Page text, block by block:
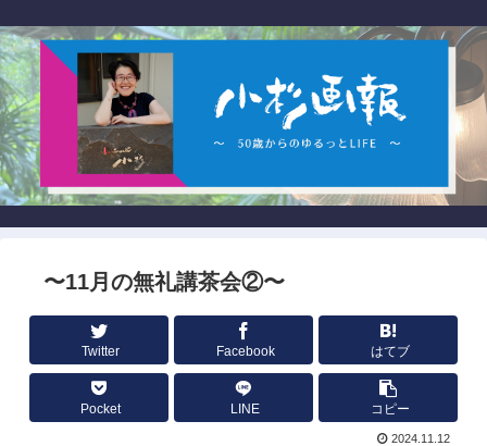
〜11月の無礼講茶会②〜
Twitter Facebook はてブ
Pocket LINE コピー
2024.11.12